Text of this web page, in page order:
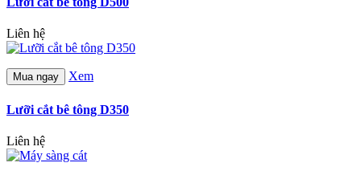
Liên hệ
Mua ngay Xem
Lưỡi cắt bê tông D350
Liên hệ